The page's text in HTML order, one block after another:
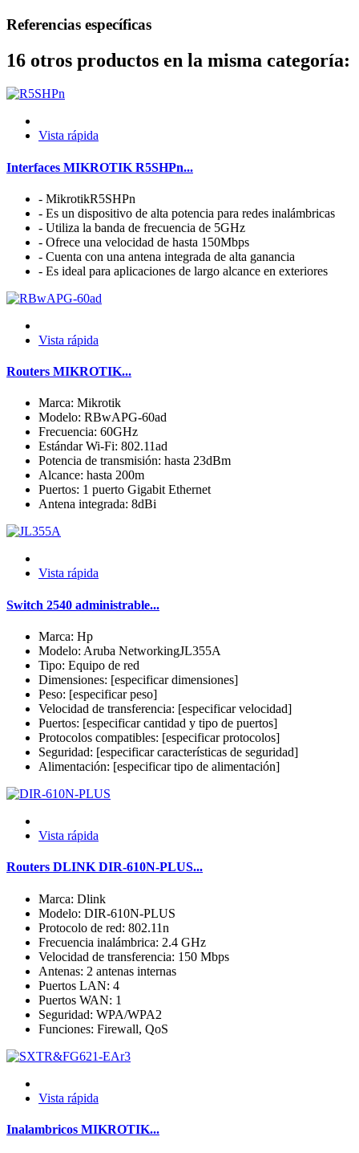
Referencias específicas
16 otros productos en la misma categoría:
Vista rápida
Interfaces MIKROTIK R5SHPn...
- MikrotikR5SHPn
- Es un dispositivo de alta potencia para redes inalámbricas
- Utiliza la banda de frecuencia de 5GHz
- Ofrece una velocidad de hasta 150Mbps
- Cuenta con una antena integrada de alta ganancia
- Es ideal para aplicaciones de largo alcance en exteriores
Vista rápida
Routers MIKROTIK...
Marca: Mikrotik
Modelo: RBwAPG-60ad
Frecuencia: 60GHz
Estándar Wi-Fi: 802.11ad
Potencia de transmisión: hasta 23dBm
Alcance: hasta 200m
Puertos: 1 puerto Gigabit Ethernet
Antena integrada: 8dBi
Vista rápida
Switch 2540 administrable...
Marca: Hp
Modelo: Aruba NetworkingJL355A
Tipo: Equipo de red
Dimensiones: [especificar dimensiones]
Peso: [especificar peso]
Velocidad de transferencia: [especificar velocidad]
Puertos: [especificar cantidad y tipo de puertos]
Protocolos compatibles: [especificar protocolos]
Seguridad: [especificar características de seguridad]
Alimentación: [especificar tipo de alimentación]
Vista rápida
Routers DLINK DIR-610N-PLUS...
Marca: Dlink
Modelo: DIR-610N-PLUS
Protocolo de red: 802.11n
Frecuencia inalámbrica: 2.4 GHz
Velocidad de transferencia: 150 Mbps
Antenas: 2 antenas internas
Puertos LAN: 4
Puertos WAN: 1
Seguridad: WPA/WPA2
Funciones: Firewall, QoS
Vista rápida
Inalambricos MIKROTIK...